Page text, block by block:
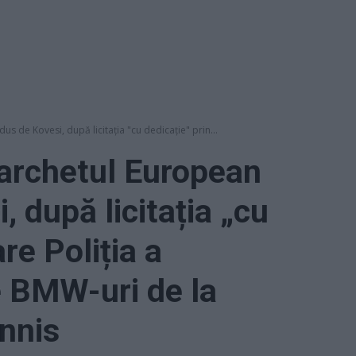
de Kovesi, după licitația "cu dedicație" prin...
European
după licitația „cu
Poliția a
uri de la